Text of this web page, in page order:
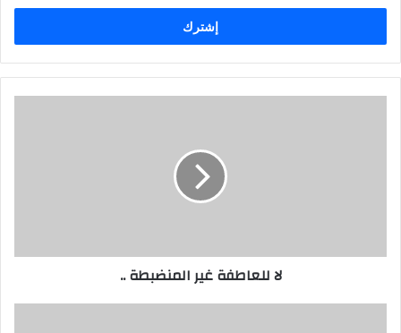
الإلكتروني
لا للعاطفة غير المنضبطة ..